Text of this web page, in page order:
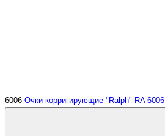
6006 Очки корригирующие "Ralph" RA 6006